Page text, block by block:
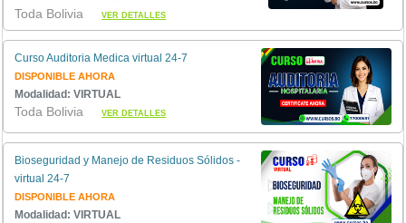
Toda BoliviaVER DETALLES
Curso Auditoria Medica virtual 24-7
DISPONIBLE AHORA
Modalidad: VIRTUAL
Toda BoliviaVER DETALLES
Bioseguridad y Manejo de Residuos Sólidos -
virtual 24-7
DISPONIBLE AHORA
Modalidad: VIRTUAL